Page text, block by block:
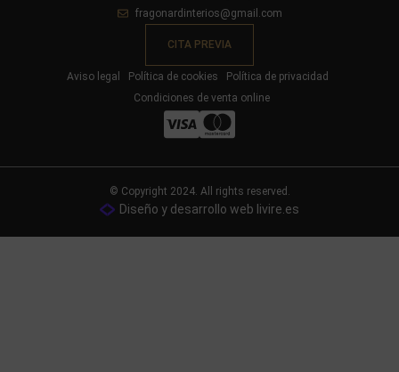
fragonardinterios@gmail.com
CITA PREVIA
Aviso legal Política de cookies
Política de privacidad
Condiciones de venta online
© Copyright 2024. All rights reserved.
Diseño y desarrollo web livire.es